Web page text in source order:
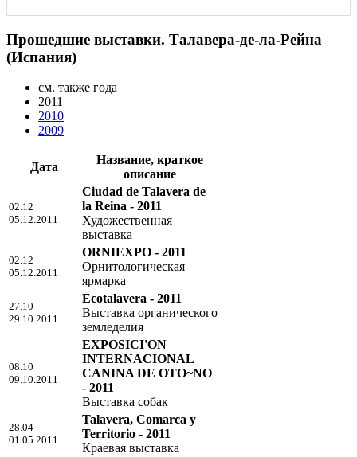
Прошедшие выставки. Талавера-де-ла-Рейна
(Испания)
см. также года
2011
2010
2009
Дата
Название, краткое
описание
02.12
05.12.2011
Ciudad de Talavera de
la Reina - 2011
Художественная
выставка
02.12
05.12.2011
ORNIEXPO - 2011
Орнитологическая
ярмарка
27.10
29.10.2011
Ecotalavera - 2011
Выставка органического
земледелия
08.10
09.10.2011
EXPOSICI'ON
INTERNACIONAL
CANINA DE OTO~NO
- 2011
Выставка собак
28.04
01.05.2011
Talavera, Comarca y
Territorio - 2011
Краевая выставка